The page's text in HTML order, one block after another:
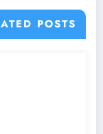
POSTS